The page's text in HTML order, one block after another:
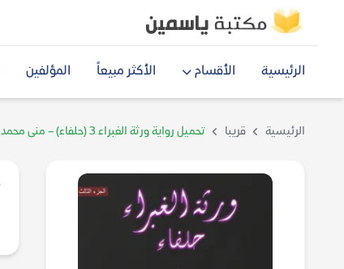
الرئيسية الأقسام الأكثر مبيعاً المؤلفين
الرئيسية قريبا تحميل رواية ورثة الغبراء 3 (حلفاء) – منى محمد جان